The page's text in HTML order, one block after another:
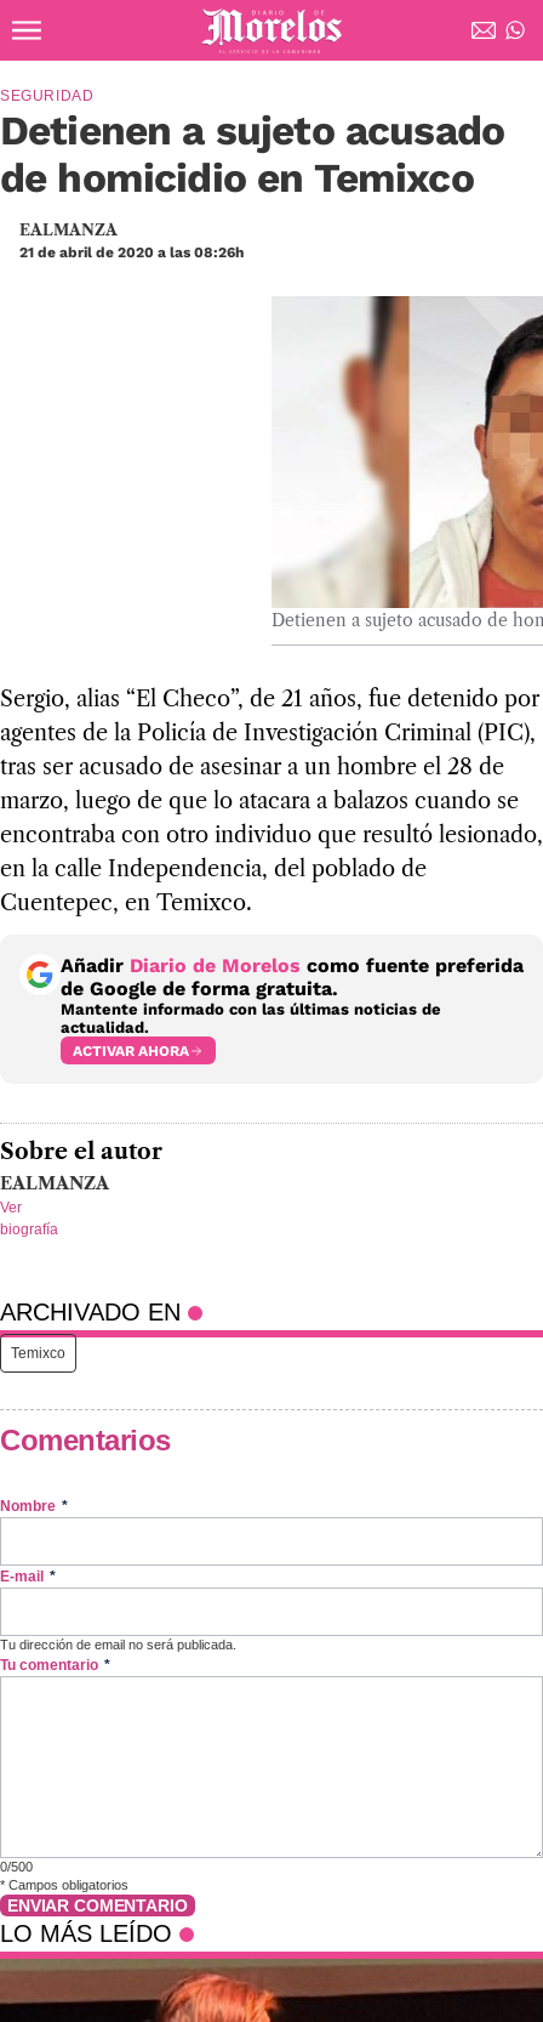
Diario de Morelos
Detienen a sujeto acusado
de homicidio en Temixco
SEGURIDAD
EALMANZA
21 de abril de 2020 a las 08:26h
Detienen a sujeto acusado de
Sergio, alias “El Checo”, de 21 años, fue detenido por
agentes de la Policía de Investigación Criminal (PIC),
tras ser acusado de asesinar a un hombre el 28 de
marzo, luego de que lo atacara a balazos cuando se
encontraba con otro individuo que resultó lesionado,
en la calle Independencia, del poblado de
Cuentepec, en Temixco.
Añadir Diario de Morelos como fuente preferida
de Google de forma gratuita.
Mantente informado con las últimas noticias de
actualidad.
ACTIVAR AHORA
Sobre el autor
EALMANZA
Ver
biografía
ARCHIVADO EN
Temixco
Comentarios
Nombre *
E-mail *
Tu dirección de email no será publicada.
Tu comentario *
0/500
* Campos obligatorios
ENVIAR COMENTARIO
LO MÁS LEÍDO